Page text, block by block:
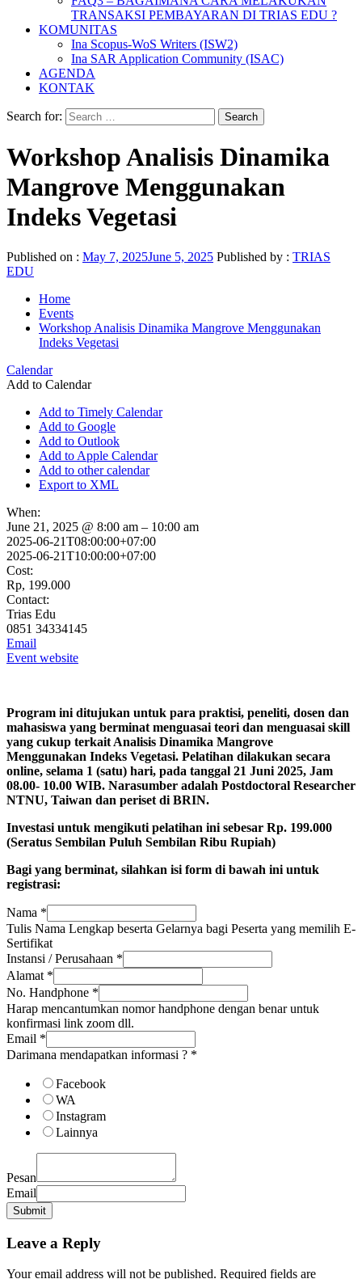
TRANSAKSI PEMBAYARAN DI TRIAS EDU ?
KOMUNITAS
Ina Scopus-WoS Writers (ISW2)
Ina SAR Application Community (ISAC)
AGENDA
KONTAK
Search for:
Workshop Analisis Dinamika
Mangrove Menggunakan
Indeks Vegetasi
Published on : May 7, 2025June 5, 2025 Published by : TRIAS
EDU
Home
Events
Workshop Analisis Dinamika Mangrove Menggunakan
Indeks Vegetasi
Calendar
Add to Calendar
Add to Timely Calendar
Add to Google
Add to Outlook
Add to Apple Calendar
Add to other calendar
Export to XML
When:
June 21, 2025 @ 8:00 am – 10:00 am
2025-06-21T08:00:00+07:00
2025-06-21T10:00:00+07:00
Cost:
Rp, 199.000
Contact:
Trias Edu
0851 34334145
Email
Event website
Program ini ditujukan untuk para praktisi, peneliti, dosen dan
mahasiswa yang berminat menguasai teori dan menguasai skill
yang cukup terkait Analisis Dinamika Mangrove
Menggunakan Indeks Vegetasi. Pelatihan dilakukan secara
online, selama 1 (satu) hari, pada tanggal 21 Juni 2025, Jam
08.00- 10.00 WIB. Narasumber adalah Postdoctoral Researcher
NTNU, Taiwan dan periset di BRIN.
Investasi untuk mengikuti pelatihan ini sebesar Rp. 199.000
(Seratus Sembilan Puluh Sembilan Ribu Rupiah)
Bagi yang berminat, silahkan isi form di bawah ini untuk
registrasi:
Nama *
Tulis Nama Lengkap beserta Gelarnya bagi Peserta yang memilih E-
Sertifikat
Instansi / Perusahaan *
Alamat *
No. Handphone *
Harap mencantumkan nomor handphone dengan benar untuk
konfirmasi link zoom dll.
Email *
Darimana mendapatkan informasi ? *
Facebook
WA
Instagram
Lainnya
Pesan
Email
Submit
Leave a Reply
Your email address will not be published. Required fields are